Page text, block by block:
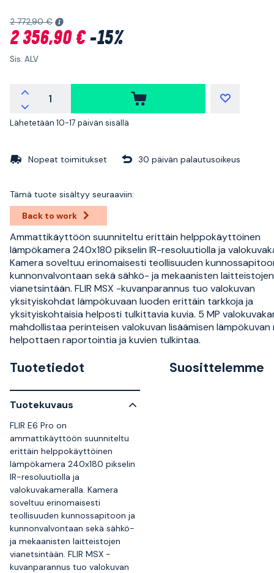
2 772,90 €
2 356,90 €-15%
Sis. ALV
Lähetetään 10-17 päivän sisällä
Nopeat toimitukset 30 päivän palautusoikeus
Tämä tuote sisältyy seuraaviin:
Back to work
Ammattikäyttöön suunniteltu erittäin helppokäyttöinen
lämpökamera 240x180 pikselin IR-resoluutiolla ja
Kamera soveltuu erinomaisesti teollisuuden
kunnonvalvontaan sekä sähkö- ja mekaanisten laitteistojen
vianetsintään. FLIR MSX -kuvanparannus tuo valokuvan
yksityiskohdat lämpökuvaan luoden erittäin tarkkoja ja
yksityiskohtaisia helposti tulkittavia kuvia. 5 MP
mahdollistaa perinteisen valokuvan lisäämisen lämpökuvan
helpottaen raportointia ja kuvien tulkintaa.
Tuotetiedot
Tuotekuvaus
FLIR E6 Pro on
ammattikäyttöön suunniteltu
erittäin helppokäyttöinen
lämpökamera 240x180 pikselin
IR-resoluutiolla ja
valokuvakameralla. Kamera
soveltuu erinomaisesti
teollisuuden kunnossapitoon ja
kunnonvalvontaan sekä sähkö-
ja mekaanisten laitteistojen
vianetsintään. FLIR MSX -
kuvanparannus tuo valokuvan
Suosittelemme